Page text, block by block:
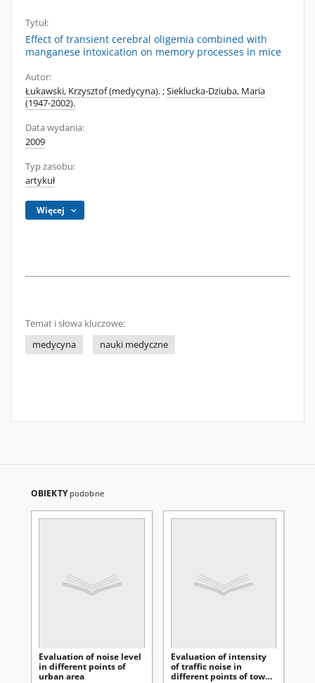
Tytuł:
Effect of transient cerebral oligemia combined with
manganese intoxication on memory processes in mice
Autor:
Łukawski, Krzysztof (medycyna).;Sieklucka-Dziuba, Maria
(1947-2002).
Data wydania:
2009
Typ zasobu:
artykuł
Więcej
Temat i słowa kluczowe:
medycyna
nauki medyczne
OBIEKTY podobne
Evaluation of noise level
in different points of
urban area
Evaluation of intensity
of traffic noise in
different points of town